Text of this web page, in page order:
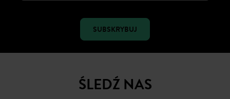
SUBSKRYBUJ
ŚLEDŹ NAS